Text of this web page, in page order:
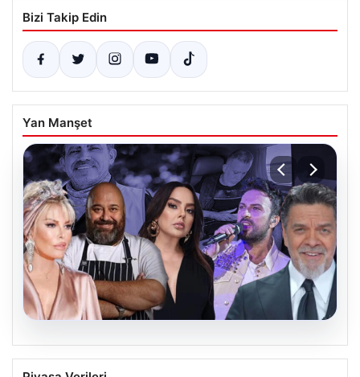
Bizi Takip Edin
Yan Manşet
06.08.2026
MASAK’tan Ahbap Derneği raporu.